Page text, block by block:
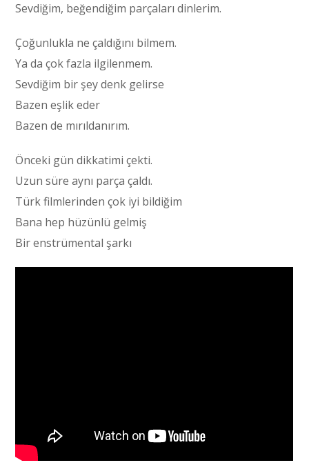
Sevdiğim, beğendiğim parçaları dinlerim.
Çoğunlukla ne çaldığını bilmem.
Ya da çok fazla ilgilenmem.
Sevdiğim bir şey denk gelirse
Bazen eşlik eder
Bazen de mırıldanırım.
Önceki gün dikkatimi çekti.
Uzun süre aynı parça çaldı.
Türk filmlerinden çok iyi bildiğim
Bana hep hüzünlü gelmiş
Bir enstrümental şarkı